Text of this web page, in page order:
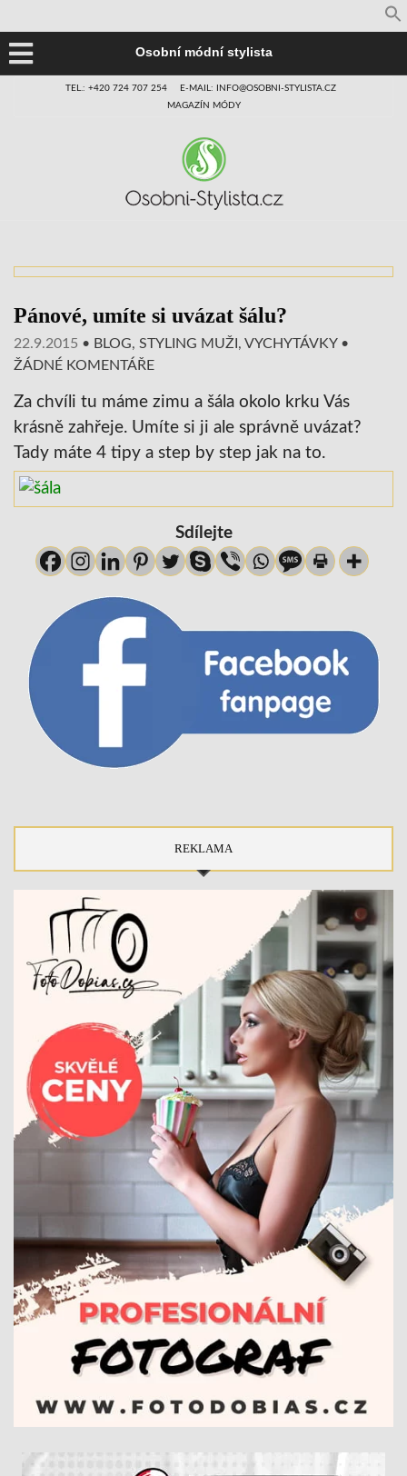
Osobní módní stylista
TEL.: +420 724 707 254
E-MAIL: INFO@OSOBNI-STYLISTA.CZ
MAGAZÍN MÓDY
Pánové, umíte si uvázat šálu?
22.9.2015 • BLOG, STYLING MUŽI , VYCHYTÁVKY•
ŽÁDNÉ KOMENTÁŘE
Za chvíli tu máme zimu a šála okolo krku Vás
krásně zahřeje. Umíte si ji ale správně uvázat?
Tady máte 4 tipy a step by step jak na to.
Sdílejte
REKLAMA